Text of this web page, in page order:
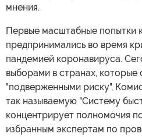
мнения.
Первые масштабные попытки
предпринимались во время
пандемией коронавируса.
выборами в странах, которые
"подверженными риску",
так называемую "Систему
концентрирует полномочия
избранным экспертам по